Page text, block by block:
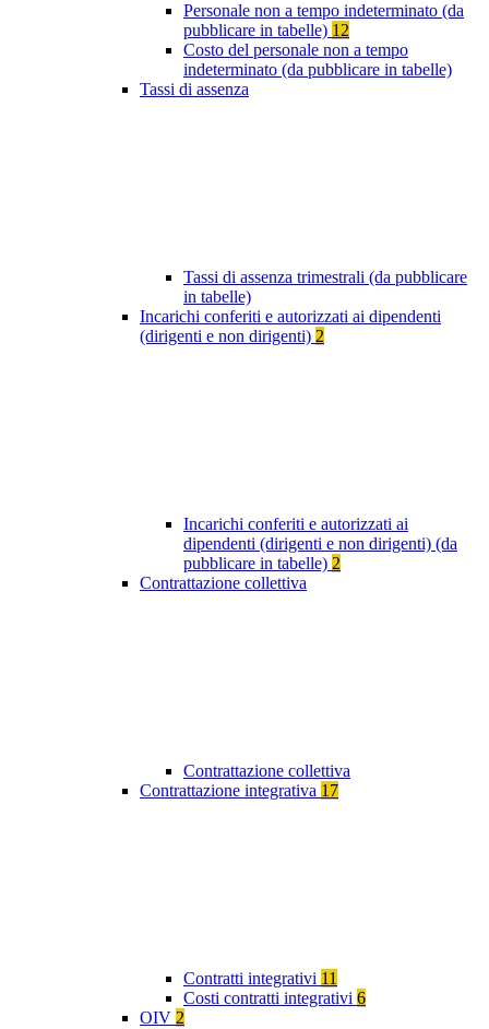
Personale non a tempo indeterminato (da
pubblicare in tabelle) 12
Costo del personale non a tempo
indeterminato (da pubblicare in tabelle)
Tassi di assenza
Tassi di assenza trimestrali (da pubblicare
in tabelle)
Incarichi conferiti e autorizzati ai dipendenti
(dirigenti e non dirigenti) 2
Incarichi conferiti e autorizzati ai
dipendenti (dirigenti e non dirigenti) (da
pubblicare in tabelle) 2
Contrattazione collettiva
Contrattazione collettiva
Contrattazione integrativa 17
Contratti integrativi 11
Costi contratti integrativi 6
OIV 2